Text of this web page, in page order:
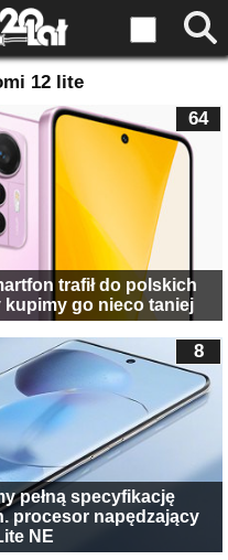
12 lite
trafił do polskich
kupimy go nieco taniej
64
pełną specyfikację
procesor napędzający
NE
8